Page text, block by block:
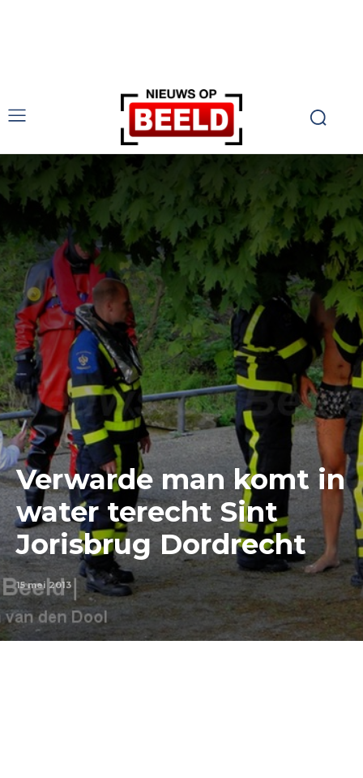
Verwarde man komt in
water terecht Sint
Jorisbrug Dordrecht
15 mei 2013